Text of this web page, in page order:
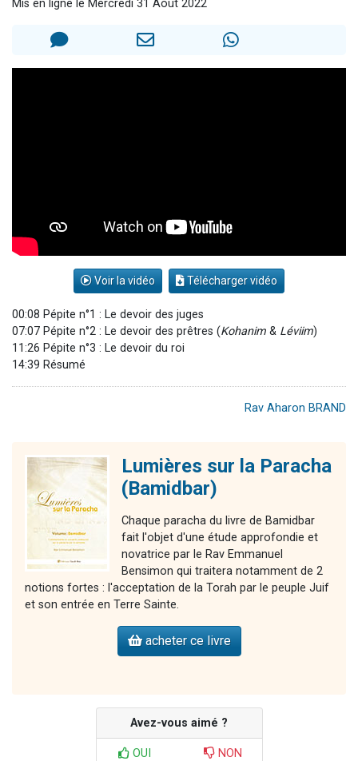
Il reste 49 places pour étudier en groupe sur Zoom
Mis en ligne le Mercredi 31 Août 2022
Voir la vidéo Télécharger vidéo
00:08 Pépite n°1 : Le devoir des juges
07:07 Pépite n°2 : Le devoir des prêtres (Kohanim & Léviim)
11:26 Pépite n°3 : Le devoir du roi
14:39 Résumé
Rav Aharon BRAND
Lumières sur la Paracha
(Bamidbar)
Chaque paracha du livre de Bamidbar
fait l'objet d'une étude approfondie et
novatrice par le Rav Emmanuel
Bensimon qui traitera notamment de 2
notions fortes : l'acceptation de la Torah par le peuple Juif
et son entrée en Terre Sainte.
acheter ce livre
Avez-vous aimé ?
OUI NON